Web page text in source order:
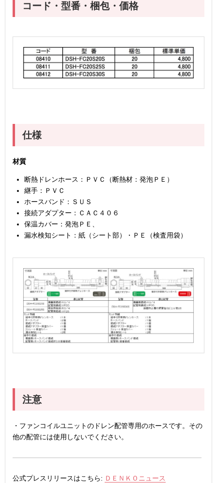
コード・型番・梱包・価格
仕様
材質
断熱ドレンホース：ＰＶＣ（断熱材：発泡ＰＥ）
継手：ＰＶＣ
ホースバンド：ＳＵＳ
接続アダプター：ＣＡＣ４０６
保温カバー：発泡ＰＥ、
漏水検知シート：紙（シート部）・ＰＥ（検査用袋）
注意
・ファンコイルユニットのドレン配管専用のホースです。その
他の配管には使用しないでください。
公式プレスリリースはこちら: ＤＥＮＫＯニュース